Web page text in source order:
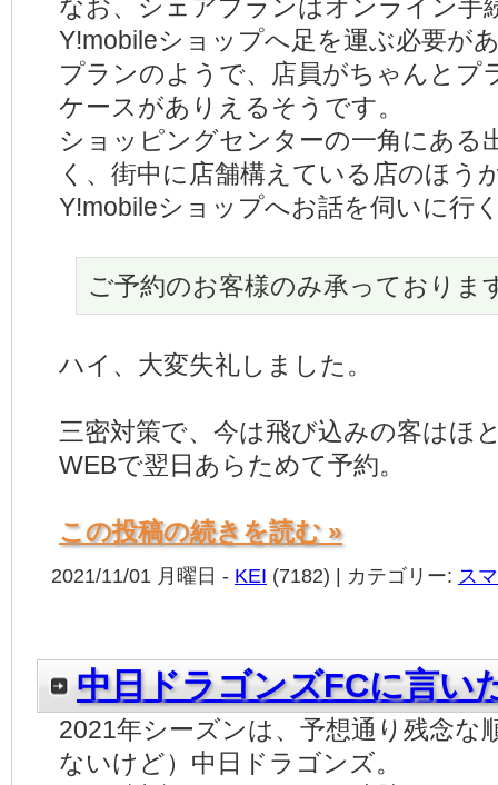
なお、シェアプランはオンライン手
Y!mobileショップへ足を運ぶ必要が
プランのようで、店員がちゃんとプ
ケースがありえるそうです。
ショッピングセンターの一角にある
く、街中に店舗構えている店のほう
Y!mobileショップへお話を伺いに行
ご予約のお客様のみ承っておりま
ハイ、大変失礼しました。
三密対策で、今は飛び込みの客はほ
WEBで翌日あらためて予約。
この投稿の続きを読む »
2021/11/01 月曜日 - KEI (7182) | カテゴリー: ス
中日ドラゴンズFCに言い
2021年シーズンは、予想通り残念な
ないけど）中日ドラゴンズ。